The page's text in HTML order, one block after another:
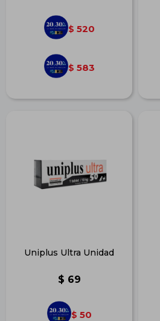
$ 520
$ 583
Uniplus Ultra Unidad
$ 69
$ 50